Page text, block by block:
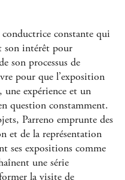
constante qui
son intérêt pour
son processus de
pour que l’exposition
expérience et un
question constamment.
Parreno emprunte des
et de la représentation
ses expositions comme
une série
la visite de